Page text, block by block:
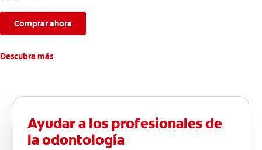
Comprar ahora
Descubra más
Ayudar a los profesionales de
la odontología